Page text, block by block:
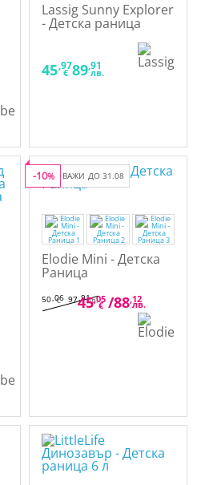
Lassig Sunny Explorer
- Детска раница
45,97
€ 89,91
лв.
ВАЖИ ДО 31.08
-10%
Elodie Mini - Детска
Раница
50,06
€ 97,91лв.
45,05
€ /88,12
лв.